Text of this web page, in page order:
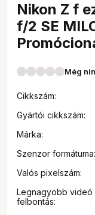
Nikon Z f
f/2 SE
Még
Cikkszám:
Gyártói cikkszám:
Márka:
Szenzor formátuma:
Valós pixelszám:
Legnagyobb videó
felbontás: